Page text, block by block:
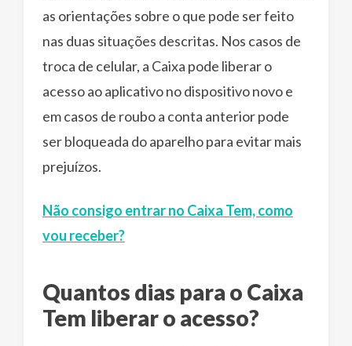
as orientações sobre o que pode ser feito
nas duas situações descritas. Nos casos de
troca de celular, a Caixa pode liberar o
acesso ao aplicativo no dispositivo novo e
em casos de roubo a conta anterior pode
ser bloqueada do aparelho para evitar mais
prejuízos.
Não consigo entrar no Caixa Tem, como
vou receber?
Quantos dias para o Caixa
Tem liberar o acesso?